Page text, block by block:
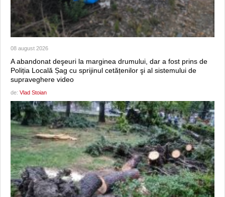
08 august 2026
A abandonat deşeuri la marginea drumului, dar a fost prins de
Poliția Locală Șag cu sprijinul cetățenilor şi al sistemului de
supraveghere video
de: Vlad Stoian